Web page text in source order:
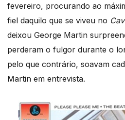
fevereiro, procurando ao
fiel daquilo que se viveu no
deixou George Martin
perderam o fulgor durante o
pelo que contrário, soavam
Martin em entrevista.